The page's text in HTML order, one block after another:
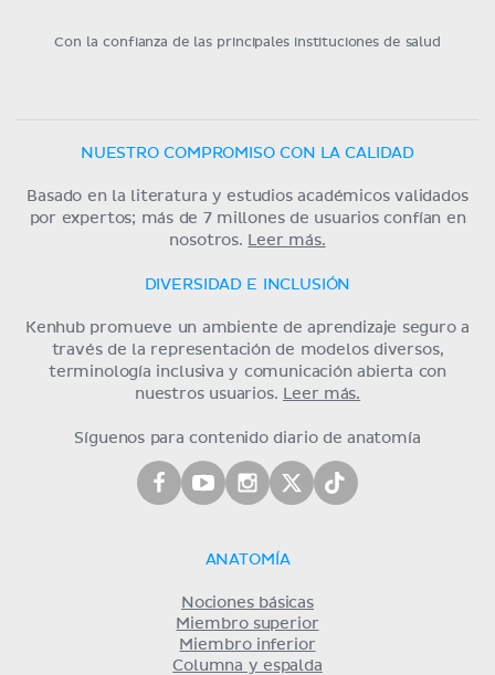
Con la confianza de las principales instituciones de salud
NUESTRO COMPROMISO CON LA CALIDAD
Basado en la literatura y estudios académicos validados
por expertos; más de 7 millones de usuarios confían en
nosotros.
Leer más.
DIVERSIDAD E INCLUSIÓN
Kenhub promueve un ambiente de aprendizaje seguro a
través de la representación de modelos diversos,
terminología inclusiva y comunicación abierta con
nuestros usuarios.
Leer más.
Síguenos para contenido diario de anatomía
ANATOMÍA
Nociones básicas
Miembro superior
Miembro inferior
Columna y espalda